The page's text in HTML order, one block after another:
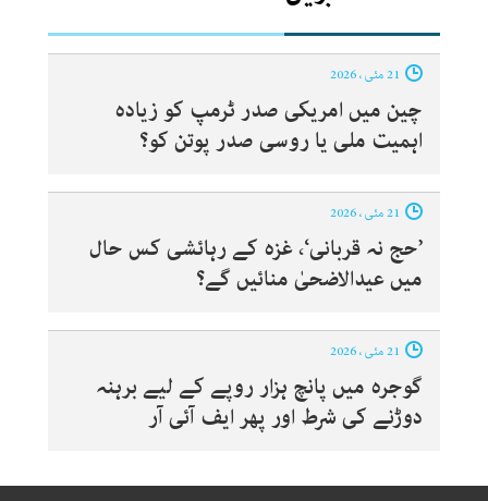
چین میں امریکی صدر ٹرمپ کو زیادہ
اہمیت ملی یا روسی صدر پوتن کو؟
’حج نہ قربانی‘، غزہ کے رہائشی کس حال
میں عیدالاضحیٰ منائیں گے؟
گوجرہ میں پانچ ہزار روپے کے لیے برہنہ
دوڑنے کی شرط اور پھر ایف آئی آر